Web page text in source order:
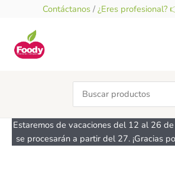
contenido
Contáctanos / ¿Eres profesional?
Search
for:
Estaremos de vacaciones del 12 al 26
se procesarán a partir del 27. ¡Gracias